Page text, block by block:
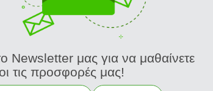
Newsletter μας για να μαθαίνετε
τις προσφορές μας!